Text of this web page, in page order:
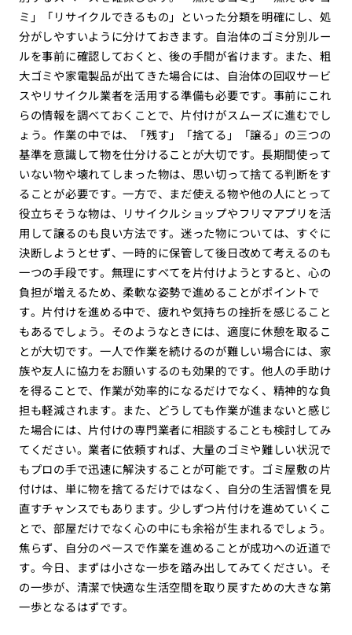
ミ」「リサイクルできるもの」といった分類を明確にし、処
分がしやすいように分けておきます。自治体のゴミ分別ルー
ルを事前に確認しておくと、後の手間が省けます。また、粗
大ゴミや家電製品が出てきた場合には、自治体の回収サービ
スやリサイクル業者を活用する準備も必要です。事前にこれ
らの情報を調べておくことで、片付けがスムーズに進むでし
ょう。作業の中では、「残す」「捨てる」「譲る」の三つの
基準を意識して物を仕分けることが大切です。長期間使って
いない物や壊れてしまった物は、思い切って捨てる判断をす
ることが必要です。一方で、まだ使える物や他の人にとって
役立ちそうな物は、リサイクルショップやフリマアプリを活
用して譲るのも良い方法です。迷った物については、すぐに
決断しようとせず、一時的に保管して後日改めて考えるのも
一つの手段です。無理にすべてを片付けようとすると、心の
負担が増えるため、柔軟な姿勢で進めることがポイントで
す。片付けを進める中で、疲れや気持ちの挫折を感じること
もあるでしょう。そのようなときには、適度に休憩を取るこ
とが大切です。一人で作業を続けるのが難しい場合には、家
族や友人に協力をお願いするのも効果的です。他人の手助け
を得ることで、作業が効率的になるだけでなく、精神的な負
担も軽減されます。また、どうしても作業が進まないと感じ
た場合には、片付けの専門業者に相談することも検討してみ
てください。業者に依頼すれば、大量のゴミや難しい状況で
もプロの手で迅速に解決することが可能です。ゴミ屋敷の片
付けは、単に物を捨てるだけではなく、自分の生活習慣を見
直すチャンスでもあります。少しずつ片付けを進めていくこ
とで、部屋だけでなく心の中にも余裕が生まれるでしょう。
焦らず、自分のペースで作業を進めることが成功への近道で
す。今日、まずは小さな一歩を踏み出してみてください。そ
の一歩が、清潔で快適な生活空間を取り戻すための大きな第
一歩となるはずです。